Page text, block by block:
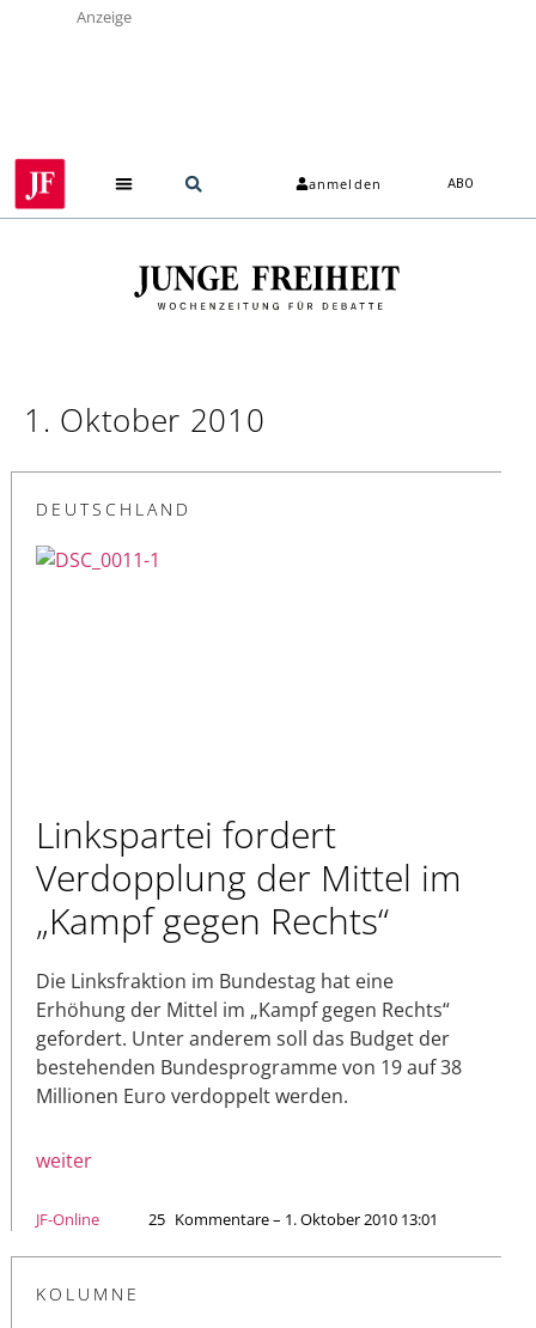
Anzeige
anmelden ABO
1. Oktober 2010
DEUTSCHLAND
Linkspartei fordert
Verdopplung der Mittel im
„Kampf gegen Rechts“
Die Linksfraktion im Bundestag hat eine
Erhöhung der Mittel im „Kampf gegen Rechts“
gefordert. Unter anderem soll das Budget der
bestehenden Bundesprogramme von 19 auf 38
Millionen Euro verdoppelt werden.
weiter
JF-Online 25 Kommentare – 1. Oktober 2010 13:01
KOLUMNE